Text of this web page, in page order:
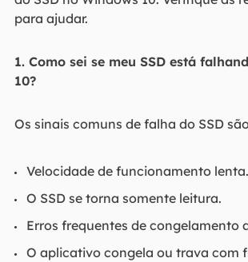
para ajudar.
1. Como sei se meu SSD está
10?
Os sinais comuns de falha do SSD
Velocidade de funcionamento lenta.
O SSD se torna somente leitura.
Erros frequentes de congelamento
O aplicativo congela ou trava com